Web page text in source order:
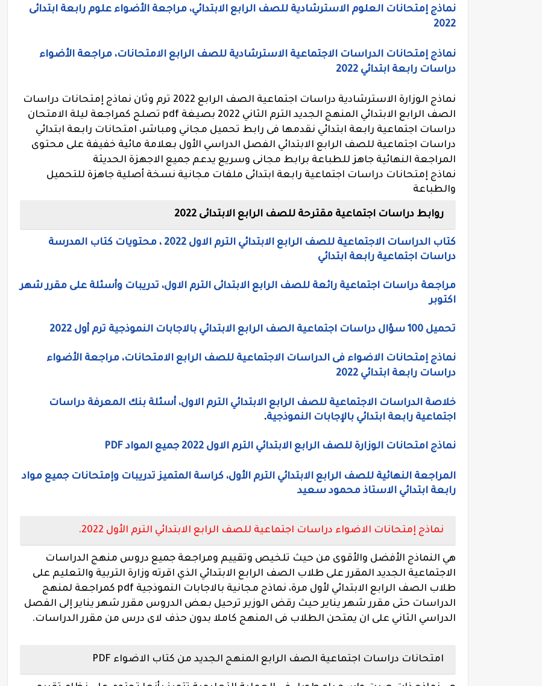
نماذج إمتحانات العلوم الاسترشادية للصف الرابع الابتدائي، مراجعة الأضواء علوم رابعة ابتدائى
2022
نماذج إمتحانات الدراسات الاجتماعية الاسترشادية للصف الرابع الامتحانات، مراجعة الأضواء
دراسات رابعة ابتدائي 2022
نماذج الوزارة الاسترشادية دراسات اجتماعية الصف الرابع 2022 ترم وثان نماذج إمتحانات دراسات
الصف الرابع الابتدائي المنهج الجديد الترم الثاني 2022 بصيغة pdf تصلح كمراجعة ليلة الامتحان
دراسات اجتماعية رابعة ابتدائي نقدمها فى رابط تحميل مجاني ومباشر، امتحانات رابعة ابتدائي
دراسات اجتماعية للصف الرابع الابتدائي الفصل الدراسي الأول بعلامة مائية خفيفة على محتوى
المراجعة النهائية جاهز للطباعة برابط مجانى وسريع يدعم جميع الاجهزة الحديثة
نماذج إمتحانات دراسات اجتماعية رابعة ابتدائى ملفات مجانية نسخة أصلية جاهزة للتحميل
والطباعة
روابط دراسات اجتماعية مقترحة للصف الرابع الابتدائى 2022
كتاب الدراسات الاجتماعية للصف الرابع الابتدائي الترم الاول 2022 ، محتويات كتاب المدرسة
دراسات اجتماعية رابعة ابتدائي
مراجعة دراسات اجتماعية رائعة للصف الرابع الابتدائى الترم الاول، تدريبات وأسئلة على مقرر شهر
اكتوبر
تحميل 100 سؤال دراسات اجتماعية الصف الرابع الابتدائي بالاجابات النموذجية ترم أول 2022
نماذج إمتحانات الاضواء فى الدراسات الاجتماعية للصف الرابع الامتحانات، مراجعة الأضواء
دراسات رابعة ابتدائي 2022
خلاصة الدراسات الاجتماعية للصف الرابع الابتدائي الترم الاول، أسئلة بنك المعرفة دراسات
اجتماعية رابعة ابتدائي بالإجابات النموذجية.
نماذج امتحانات الوزارة للصف الرابع الابتدائي الترم الاول 2022 جميع المواد PDF
المراجعة النهائية للصف الرابع الابتدائي الترم الأول، كراسة المتميز تدريبات وإمتحانات جميع مواد
رابعة ابتدائي الاستاذ محمود سعيد
نماذج إمتحانات الاضواء دراسات اجتماعية للصف الرابع الابتدائي الترم الأول 2022.
هي النماذج الأفضل والأقوى من حيث تلخيص وتقييم ومراجعة جميع دروس منهج الدراسات
الاجتماعية الجديد المقرر على طلاب الصف الرابع الابتدائي الذي اقرته وزارة التربية والتعليم على
طلاب الصف الرابع الابتدائي لأول مرة، نماذج مجانية بالاجابات النموذجية pdf كمراجعة لمنهج
الدراسات حتى مقرر شهر يناير حيث رقض الوزير ترحيل بعض الدروس مقرر شهر يناير إلى الفصل
الدراسي الثاني على ان يمتحن الطلاب فى المنهج كاملا بدون حذف لاى درس من مقرر الدراسات.
امتحانات دراسات اجتماعية الصف الرابع المنهج الجديد من كتاب الاضواء PDF